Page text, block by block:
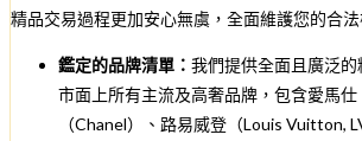
精品交易過程更加安心無虞，全面維護您的合法
鑑定的品牌清單： 我們提供全面且廣泛
市面上所有主流及高奢品牌，包含愛馬
（Chanel）、路易威登（Louis Vuitton,